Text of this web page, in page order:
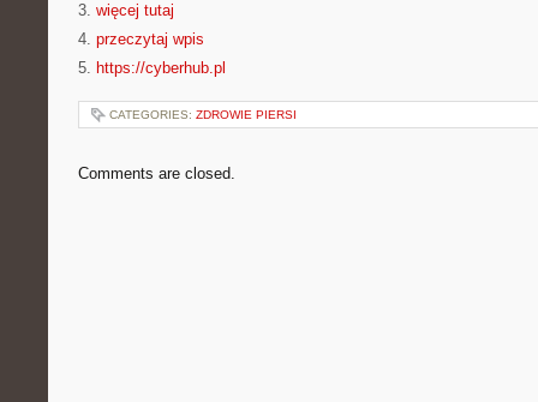
3. więcej tutaj
4. przeczytaj wpis
5. https://cyberhub.pl
CATEGORIES: ZDROWIE PIERSI
Comments are closed.